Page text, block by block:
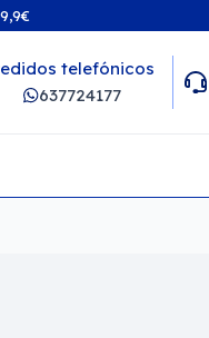
telefónicos
637724177